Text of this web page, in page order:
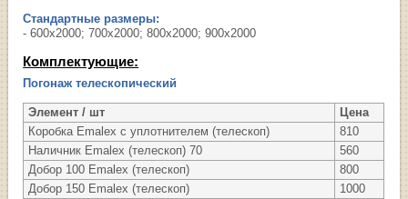
Стандартные размеры:
- 600х2000; 700х2000; 800х2000; 900х2000
Комплектующие:
Погонаж телескопический
Элемент / шт
Цена
Коробка Emalex с уплотнителем (телескоп)
810
Наличник Emalex (телескоп) 70
560
Добор 100 Emalex (телескоп)
800
Добор 150 Emalex (телескоп)
1000